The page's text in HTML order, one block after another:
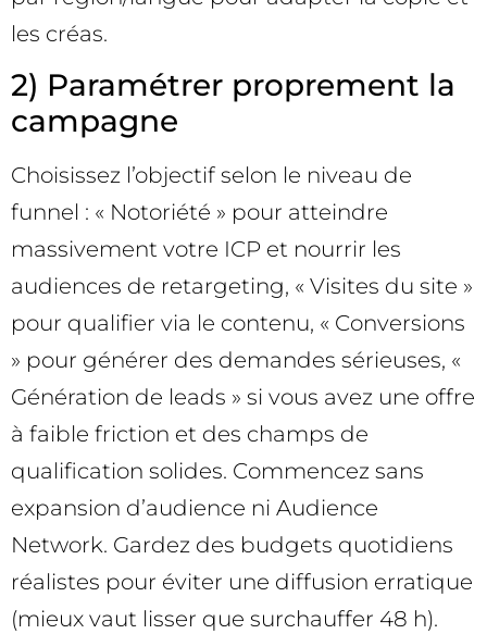
les créas.
2) Paramétrer proprement la
campagne
Choisissez l’objectif selon le niveau de
funnel : « Notoriété » pour atteindre
massivement votre ICP et nourrir les
audiences de retargeting, « Visites du site »
pour qualifier via le contenu, « Conversions
» pour générer des demandes sérieuses, «
Génération de leads » si vous avez une offre
à faible friction et des champs de
qualification solides. Commencez sans
expansion d’audience ni Audience
Network. Gardez des budgets quotidiens
réalistes pour éviter une diffusion erratique
(mieux vaut lisser que surchauffer 48 h).